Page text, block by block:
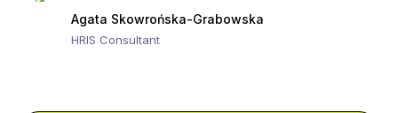
Agata Skowrońska-Grabowska
HRIS Consultant